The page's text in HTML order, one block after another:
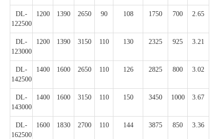
DL-
122500
1200 1390 2650 90 108 1750 700 2.65
DL-
123000
1200 1390 3150 110 130 2325 925 3.21
DL-
142500
1400 1600 2650 110 126 2825 800 3.02
DL-
143000
1400 1600 3150 110 150 3450 1000 3.67
DL-
162500
1600 1830 2700 110 144 3875 850 3.36